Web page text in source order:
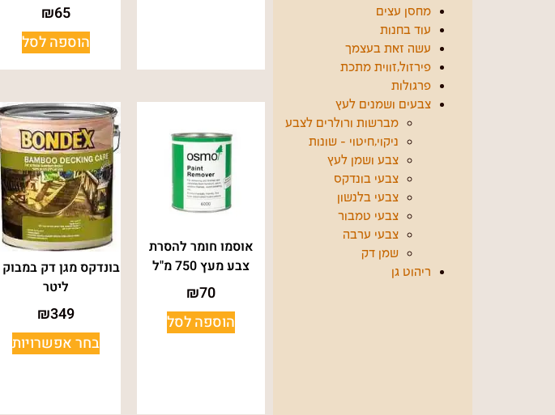
מחסן עצים
עוד בחנות
עשה זאת בעצמך
פירזול,זווית מתכת
פרגולות
צבעים ושמנים לעץ
מברשות ורולרים לצבע
ניקוי,חיטוי - שונות
צבע ושמן לעץ
צבעי בונדקס
צבעי בלנשון
צבעי טמבור
צבעי ערבה
שמן דק
ריהוט גן
₪65
הוספה לסל
אוסמו חומר להסרת
צבע מעץ 750 מ"ל
₪70
הוספה לסל
ליטר
₪349
בחר אפשרויות